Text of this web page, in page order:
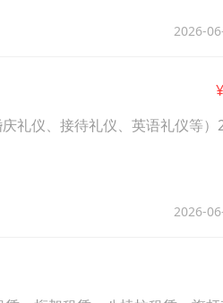
2026-
¥
礼仪、接待礼仪、英语礼仪等）
2026-